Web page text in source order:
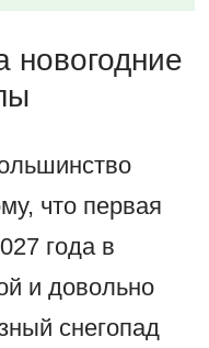
новогодние
что первая
года в
и довольно
снегопад